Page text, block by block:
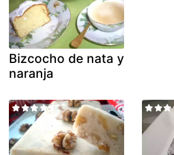
Bizcocho de nata y
naranja